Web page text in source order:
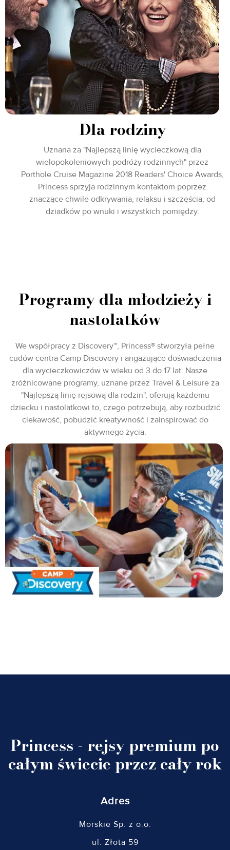
Dla rodziny
Uznana za "Najlepszą linię wycieczkową dla
wielopokoleniowych podróży rodzinnych" przez
Porthole Cruise Magazine 2018 Readers' Choice Awards,
Princess sprzyja rodzinnym kontaktom poprzez
znaczące chwile odkrywania, relaksu i szczęścia, od
dziadków po wnuki i wszystkich pomiędzy.
Programy dla młodzieży i
nastolatków
We współpracy z Discovery™, Princess® stworzyła pełne
cudów centra Camp Discovery i angażujące doświadczenia
dla wycieczkowiczów w wieku od 3 do 17 lat. Nasze
zróżnicowane programy, uznane przez Travel & Leisure za
"Najlepszą linię rejsową dla rodzin", oferują każdemu
dziecku i nastolatkowi to, czego potrzebują, aby rozbudzić
ciekawość, pobudzić kreatywność i zainspirować do
aktywnego życia.
Princess - rejsy premium po
całym świecie przez cały rok
Adres
Morskie Sp. z o.o.
ul. Złota 59